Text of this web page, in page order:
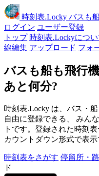
時刻表.Locky バスも
ログイン ユーザー登録
トップ 時刻表.Lockyについ
線編集 アップロード フォ
バスも船も飛行
あと何分?
時刻表.Locky は、バス・
自由に登録できる、 みん
トです。登録された時刻
カウントダウン形式で表示
時刻表をさがす 停留所・
ド